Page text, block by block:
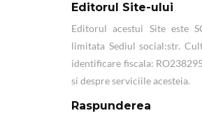
Editorul Site-ului
Editorul acestui Site este
limitata Sediul social:str.
identificare fiscala:
si despre serviciile acesteia.
Raspunderea